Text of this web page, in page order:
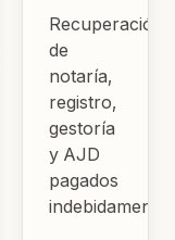
Recuperación
de
notaría,
registro,
gestoría
y AJD
pagados
indebidamente.